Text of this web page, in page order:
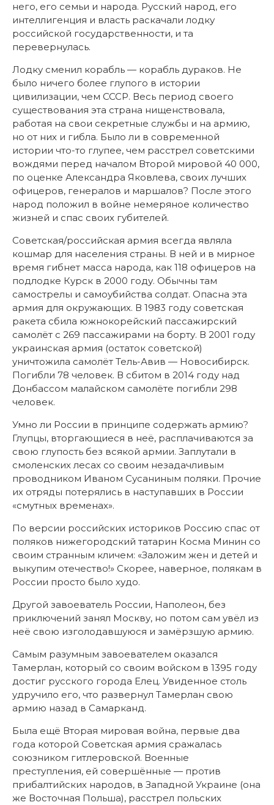
него, его семьи и народа. Русский народ, его
интеллигенция и власть раскачали лодку
российской государственности, и та
перевернулась.
Лодку сменил корабль — корабль дураков. Не
было ничего более глупого в истории
цивилизации, чем СССР. Весь период своего
существования эта страна нищенствовала,
работая на свои секретные службы и на армию,
но от них и гибла. Было ли в современной
истории что-то глупее, чем расстрел советскими
вождями перед началом Второй мировой 40 000,
по оценке Александра Яковлева, своих лучших
офицеров, генералов и маршалов? После этого
народ положил в войне немеряное количество
жизней и спас своих губителей.
Советская/российская армия всегда являла
кошмар для населения страны. В ней и в мирное
время гибнет масса народа, как 118 офицеров на
подлодке Курск в 2000 году. Обычны там
самострелы и самоубийства солдат. Опасна эта
армия для окружающих. В 1983 году советская
ракета сбила южнокорейский пассажирский
самолёт с 269 пассажирами на борту. В 2001 году
украинская армия (остаток советской)
уничтожила самолёт Тель-Авив — Новосибирск.
Погибли 78 человек. В сбитом в 2014 году над
Донбассом малайском самолёте погибли 298
человек.
Умно ли России в принципе содержать армию?
Глупцы, вторгающиеся в неё, расплачиваются за
свою глупость без всякой армии. Заплутали в
смоленских лесах со своим незадачливым
проводником Иваном Сусаниным поляки. Прочие
их отряды потерялись в наступавших в России
«смутных временах».
По версии российских историков Россию спас от
поляков нижегородский татарин Косма Минин со
своим странным кличем: «Заложим жен и детей и
выкупим отечество!» Скорее, наверное, полякам в
России просто было худо.
Другой завоеватель России, Наполеон, без
приключений занял Москву, но потом сам увёл из
неё свою изголодавшуюся и замёрзшую армию.
Самым разумным завоевателем оказался
Тамерлан, который со своим войском в 1395 году
достиг русского города Елец. Увиденное столь
удручило его, что развернул Тамерлан свою
армию назад в Самарканд.
Была ещё Вторая мировая война, первые два
года которой Советская армия сражалась
союзником гитлеровской. Военные
преступления, ей совершённые — против
прибалтийских народов, в Западной Украине (она
же Восточная Польша), расстрел польских